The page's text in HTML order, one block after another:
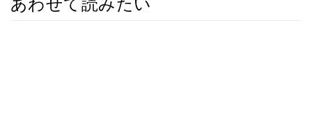
あわせて読みたい